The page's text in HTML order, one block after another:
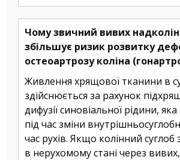
Чому звичний вивих
збільшує ризик розвитку
остеоартрозу коліна
Живлення хрящової тканини в
здійснюється за рахунок
дифузії синовіальної рідини,
під час зміни
час рухів. Якщо колінний суглоб
в нерухомому стані через